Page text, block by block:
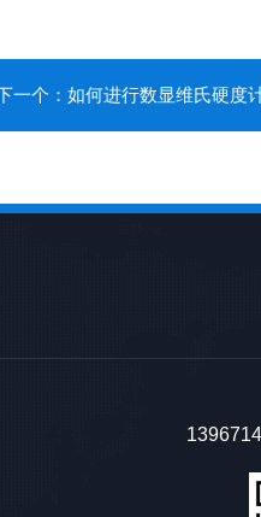
一个： 如何进行数显维氏硬度